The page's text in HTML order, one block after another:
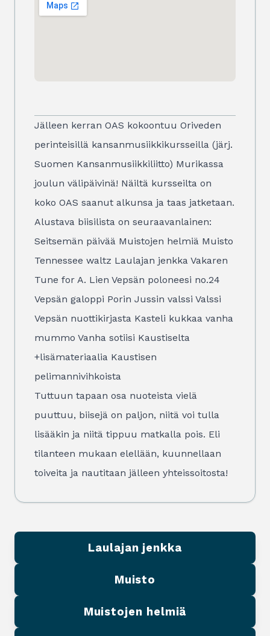
Jälleen kerran OAS kokoontuu Oriveden
perinteisillä kansanmusiikkikursseilla (järj.
Suomen Kansanmusiikkiliitto) Murikassa
joulun välipäivinä! Näiltä kursseilta on
koko OAS saanut alkunsa ja taas jatketaan.
Alustava biisilista on seuraavanlainen:
Seitsemän päivää Muistojen helmiä Muisto
Tennessee waltz Laulajan jenkka Vakaren
Tune for A. Lien Vepsän poloneesi no.24
Vepsän galoppi Porin Jussin valssi Valssi
Vepsän nuottikirjasta Kasteli kukkaa vanha
mummo Vanha sotiisi Kaustiselta
+lisämateriaalia Kaustisen
pelimannivihkoista
Tuttuun tapaan osa nuoteista vielä
puuttuu, biisejä on paljon, niitä voi tulla
lisääkin ja niitä tippuu matkalla pois. Eli
tilanteen mukaan elellään, kuunnellaan
toiveita ja nautitaan jälleen yhteissoitosta!
Laulajan jenkka
Muisto
Muistojen helmiä